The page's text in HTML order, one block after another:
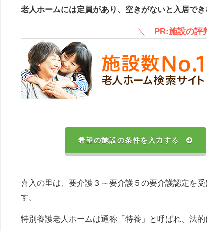
老人ホームには定員があり、空きがないと入居で
＼ PR:施設の評
希望の施設の条件を入力する
喜入の里は、要介護３～要介護５の要介護認定を
す。
特別養護老人ホームは通称「特養」と呼ばれ、法